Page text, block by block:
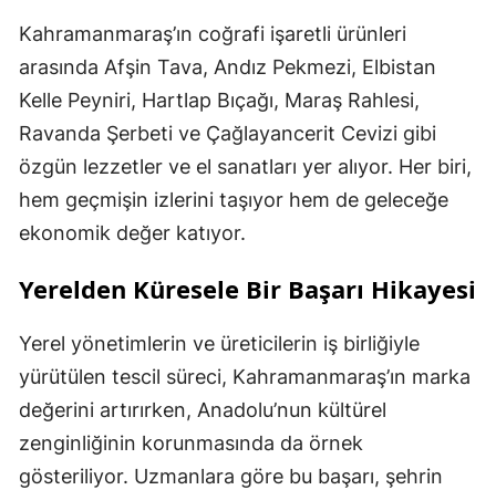
Kahramanmaraş’ın coğrafi işaretli ürünleri
arasında Afşin Tava, Andız Pekmezi, Elbistan
Kelle Peyniri, Hartlap Bıçağı, Maraş Rahlesi,
Ravanda Şerbeti ve Çağlayancerit Cevizi gibi
özgün lezzetler ve el sanatları yer alıyor. Her biri,
hem geçmişin izlerini taşıyor hem de geleceğe
ekonomik değer katıyor.
Yerelden Küresele Bir Başarı Hikayesi
Yerel yönetimlerin ve üreticilerin iş birliğiyle
yürütülen tescil süreci, Kahramanmaraş’ın marka
değerini artırırken, Anadolu’nun kültürel
zenginliğinin korunmasında da örnek
gösteriliyor. Uzmanlara göre bu başarı, şehrin